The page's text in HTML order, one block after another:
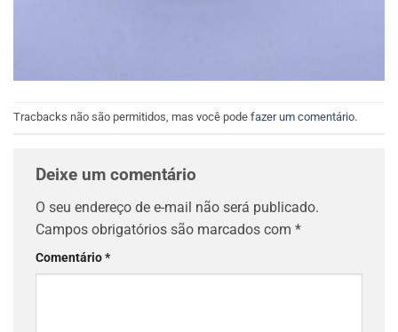
Tracbacks não são permitidos, mas você pode fazer um comentário.
Deixe um comentário
O seu endereço de e-mail não será publicado.
Campos obrigatórios são marcados com *
Comentário*